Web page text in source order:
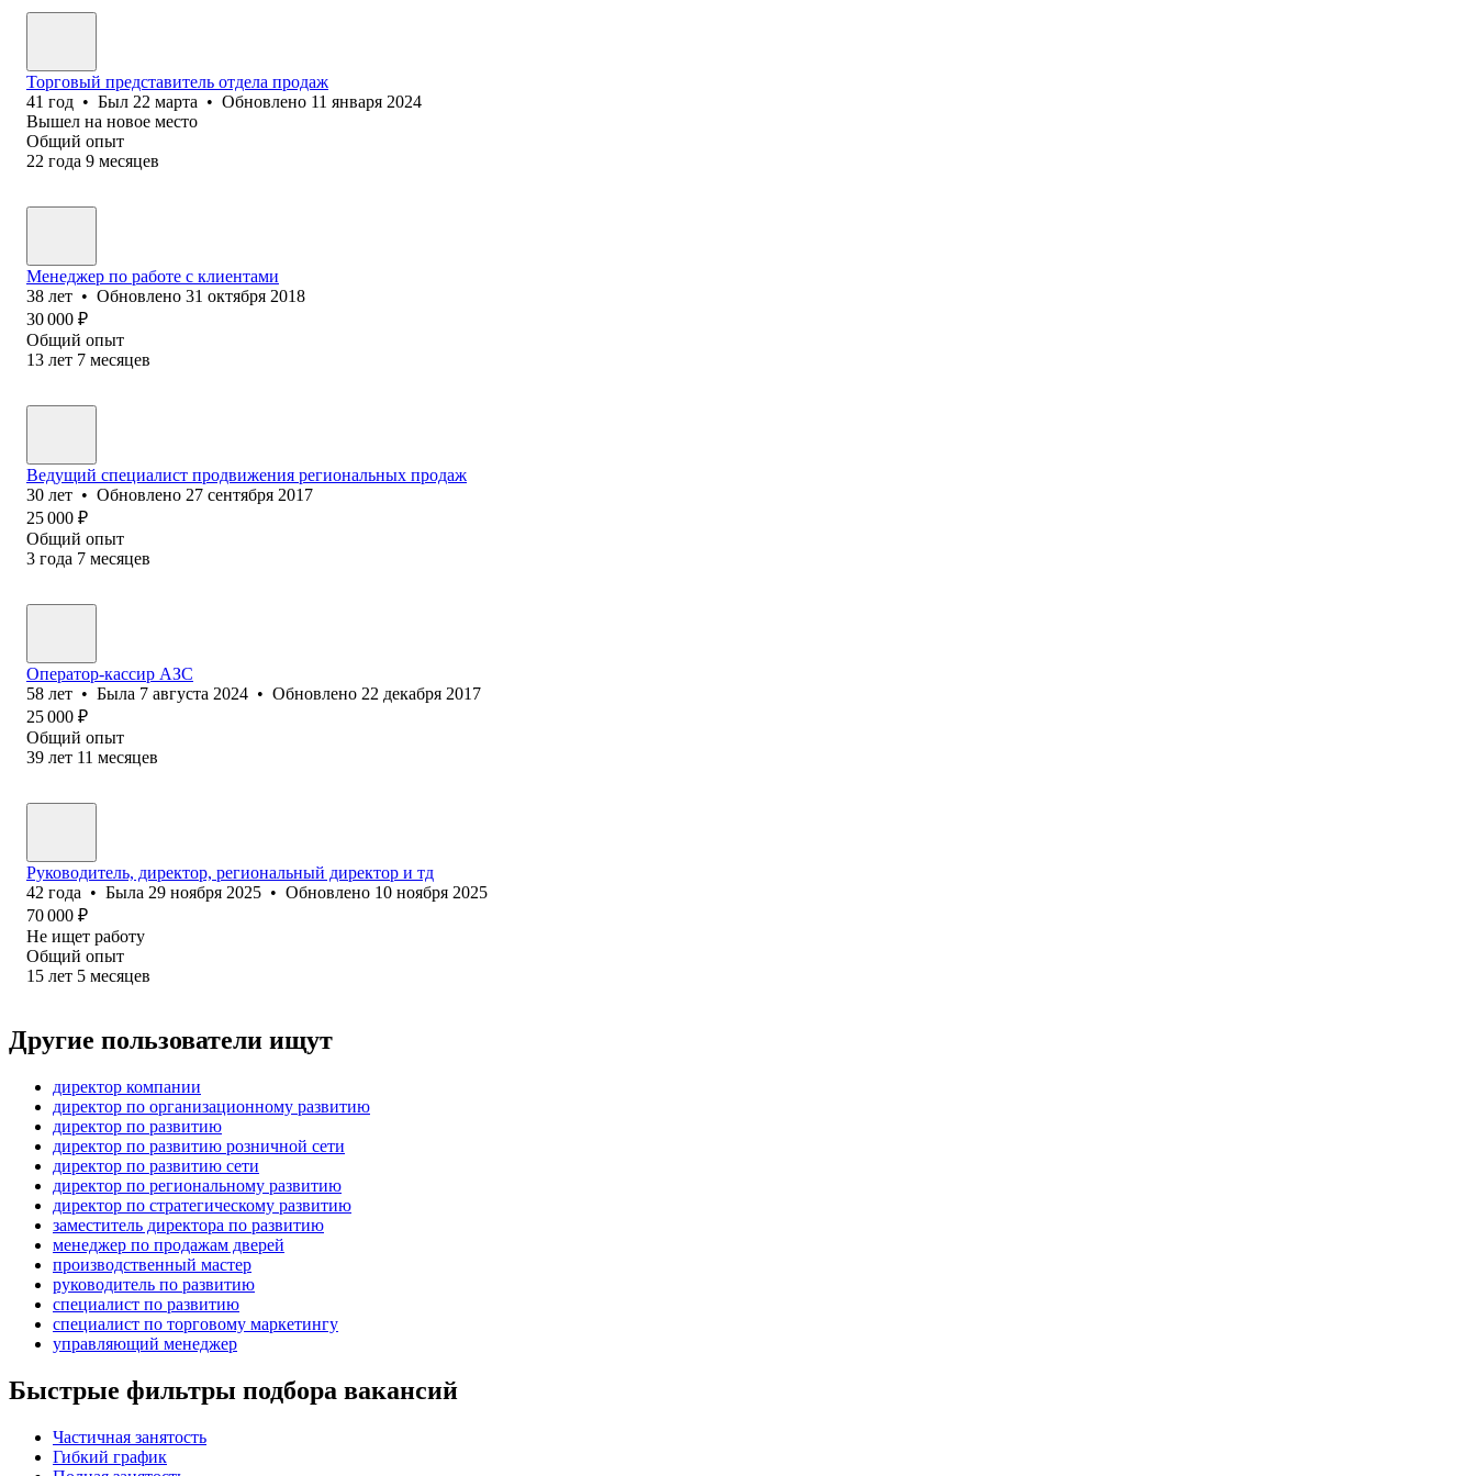
Торговый представитель отдела продаж
41 год • Был 22 марта • Обновлено 11 января 2024
Вышел на новое место
Общий опыт
22 года 9 месяцев
Менеджер по работе с клиентами
38 лет • Обновлено 31 октября 2018
30 000 ₽
Общий опыт
13 лет 7 месяцев
Ведущий специалист продвижения региональных продаж
30 лет • Обновлено 27 сентября 2017
25 000 ₽
Общий опыт
3 года 7 месяцев
Оператор-кассир АЗС
58 лет • Была 7 августа 2024 • Обновлено 22 декабря 2017
25 000 ₽
Общий опыт
39 лет 11 месяцев
Руководитель, директор, региональный директор и тд
42 года • Была 29 ноября 2025 • Обновлено 10 ноября 2025
70 000 ₽
Не ищет работу
Общий опыт
15 лет 5 месяцев
Другие пользователи ищут
директор компании
директор по организационному развитию
директор по развитию
директор по развитию розничной сети
директор по развитию сети
директор по региональному развитию
директор по стратегическому развитию
заместитель директора по развитию
менеджер по продажам дверей
производственный мастер
руководитель по развитию
специалист по развитию
специалист по торговому маркетингу
управляющий менеджер
Быстрые фильтры подбора вакансий
Частичная занятость
Гибкий график